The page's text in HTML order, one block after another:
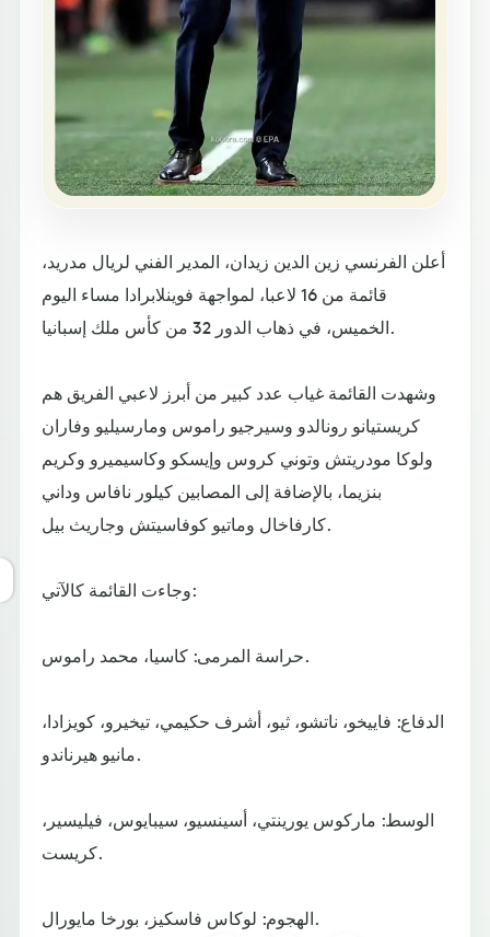
أعلن الفرنسي زين الدين زيدان، المدير الفني لريال مدريد،
قائمة من 16 لاعبا، لمواجهة فوينلابرادا مساء اليوم
الخميس، في ذهاب الدور 32 من كأس ملك إسبانيا.
وشهدت القائمة غياب عدد كبير من أبرز لاعبي الفريق هم
كريستيانو رونالدو وسيرجيو راموس ومارسيليو وفاران
ولوكا مودريتش وتوني كروس وإيسكو وكاسيميرو وكريم
بنزيما، بالإضافة إلى المصابين كيلور نافاس وداني
كارفاخال وماتيو كوفاسيتش وجاريث بيل.
وجاءت القائمة كالآتي:
حراسة المرمى: كاسيا، محمد راموس.
الدفاع: فاييخو، ناتشو، ثيو، أشرف حكيمي، تيخيرو، كويزادا،
مانيو هيرناندو.
الوسط: ماركوس يورينتي، أسينسيو، سيبايوس، فيليسير،
كريست.
الهجوم: لوكاس فاسكيز، بورخا مايورال.